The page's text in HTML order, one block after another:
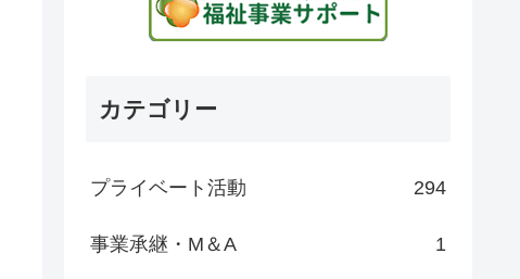
カテゴリー
プライベート活動 294
事業承継・M＆A 1